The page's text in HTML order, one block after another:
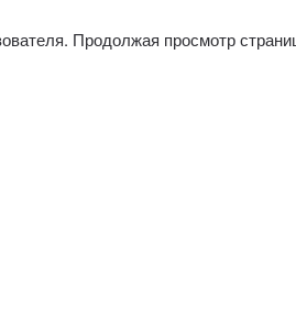
Продолжая просмотр